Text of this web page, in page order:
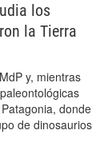
los
la Tierra
y, mientras
donde
de dinosaurios